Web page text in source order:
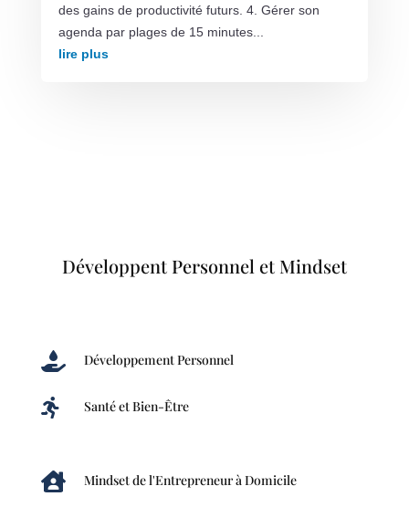
des gains de productivité futurs. 4. Gérer son
agenda par plages de 15 minutes...
lire plus
Développent Personnel et Mindset
 Développement Personnel
 Santé et Bien-Être
 Mindset de l'Entrepreneur à Domicile